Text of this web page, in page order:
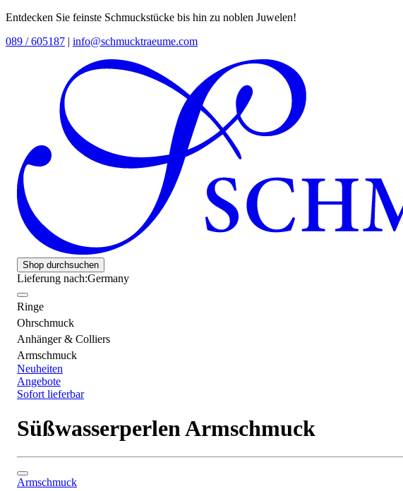
Entdecken Sie feinste Schmuckstücke bis hin zu noblen Juwelen!
089 / 605187 | info@schmucktraeume.com
Shop durchsuchen
Lieferung nach:Germany
Ringe
Ohrschmuck
Anhänger & Colliers
Armschmuck
Neuheiten
Angebote
Sofort lieferbar
Süßwasserperlen Armschmuck
Armschmuck